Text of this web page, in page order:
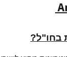
בחו"ל?